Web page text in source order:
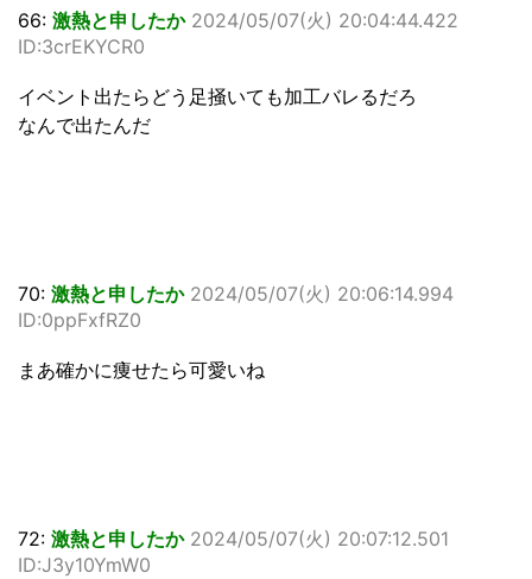
66: 激熱と申したか 2024/05/07(火) 20:04:44.422
ID:3crEKYCR0
イベント出たらどう足掻いても加工バレるだろ
なんで出たんだ
70: 激熱と申したか 2024/05/07(火) 20:06:14.994
ID:0ppFxfRZ0
まあ確かに痩せたら可愛いね
72: 激熱と申したか 2024/05/07(火) 20:07:12.501
ID:J3y10YmW0